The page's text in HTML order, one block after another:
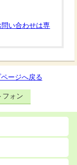
い合わせは専
ページへ戻る
フォン